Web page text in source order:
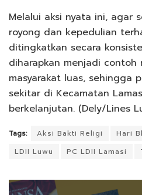
Melalui aksi nyata ini, agar
royong dan kepedulian
ditingkatkan secara
diharapkan menjadi contoh
masyarakat luas, sehingga
sekitar di Kecamatan
berkelanjutan. (Dely/Lines
Tags: Aksi Bakti Religi
Hari
LDII Luwu
PC LDII Lamasi